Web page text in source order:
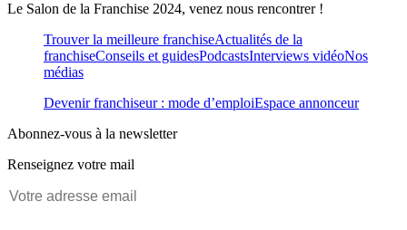
Le Salon de la Franchise 2024, venez nous rencontrer !
Trouver la meilleure franchiseActualités de la
franchiseConseils et guidesPodcastsInterviews vidéoNos
médias
Devenir franchiseur : mode d’emploiEspace annonceur
Abonnez-vous à la newsletter
Renseignez votre mail